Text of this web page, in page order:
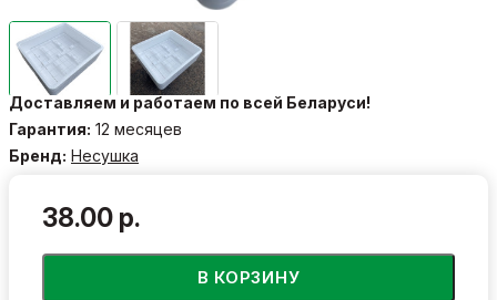
Доставляем и работаем по всей Беларуси!
Гарантия: 12 месяцев
Бренд: Несушка
38.00 р.
В КОРЗИНУ